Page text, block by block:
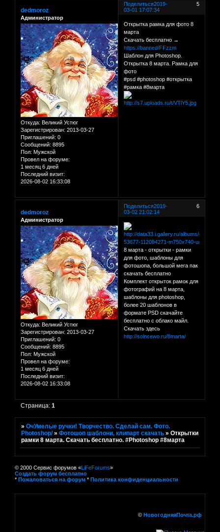
Поделиться 5
2019-
03-01 17:07:34
dedmoroz
Администратор
Откуда: Великий Устюг
Зарегистрирован: 2013-03-27
Приглашений: 0
Сообщений: 8895
Пол: Мужской
Провел на форуме:
1 месяц 6 дней
Последний визит:
2026-08-02 16:33:08
Открытка рамка для фото 8
марта
Скачать бесплатно →
https://banned/FFzzm
Шаблон для Photoshop.
Открытка 8 марта. Рамка для
фото
#psd #photoshop #открытка
#рамка #8марта
Поделиться 6
2019-
03-02 21:02:14
dedmoroz
Администратор
Откуда: Великий Устюг
Зарегистрирован: 2013-03-27
Приглашений: 0
Сообщений: 8895
Пол: Мужской
Провел на форуме:
1 месяц 6 дней
Последний визит:
2026-08-02 16:33:08
8 марта - открытки - рамки
для фото, шаблоны для
фотошопа, большой мега пак
скачать бесплатно
Комплект открыток рамок для
фотографий на 8 марта,
шаблоны для photoshop,
более 20 шаблонов в
формате PSD скачайте
бесплатно с облако майл.
Скачать здесь
http://solncewo.ru/8marta/
Страница:1
»ОчУмелые ручки! Творчество. Сделай сам. Фото.
Photoshop/ »Фотошоп шаблони, клипарт скачать »Открытки
рамки 8 марта. Скачать бесплатно. #Photoshop #8марта
© 2000 Сервис форумов «LiFeForums»
Создать форум бесплатно
* Пожаловаться на форум * Политика конфиденциальности
© НовогодняяПочта.рф